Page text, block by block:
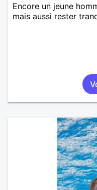
Encore un jeune
mais aussi rester